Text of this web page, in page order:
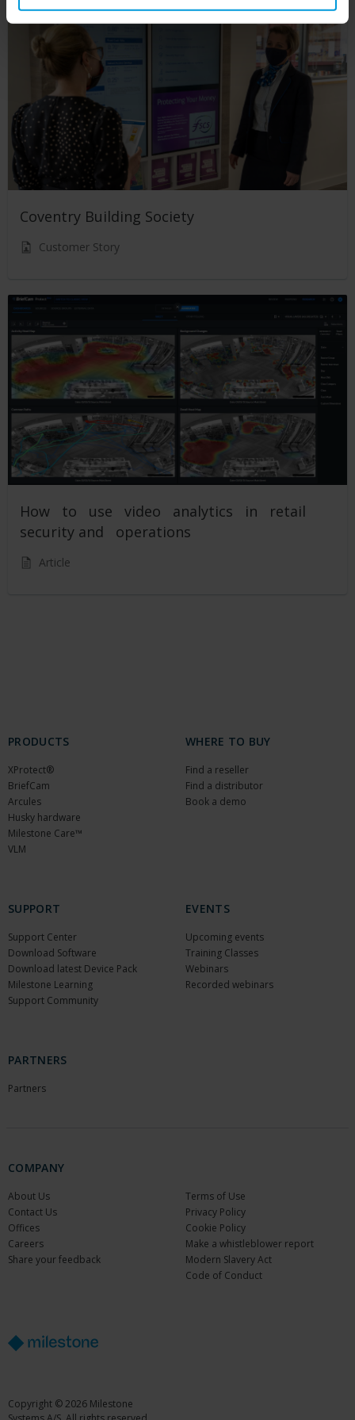
Coventry Building Society
Customer Story
How to use video analytics in retail
security and operations
Article
PRODUCTS
XProtect®
BriefCam
Arcules
Husky hardware
Milestone Care™
VLM
WHERE TO BUY
Find a reseller
Find a distributor
Book a demo
SUPPORT
Support Center
Download Software
Download latest Device Pack
Milestone Learning
Support Community
EVENTS
Upcoming events
Training Classes
Webinars
Recorded webinars
PARTNERS
Partners
COMPANY
About Us
Contact Us
Offices
Careers
Share your feedback
Terms of Use
Privacy Policy
Cookie Policy
Make a whistleblower report
Modern Slavery Act
Code of Conduct
Copyright © 2026 Milestone